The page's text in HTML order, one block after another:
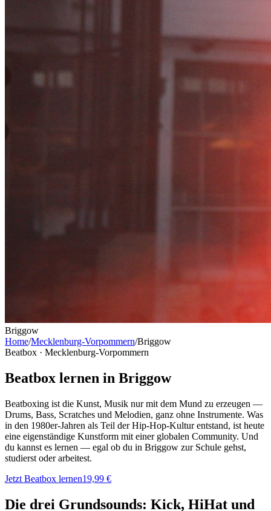
Briggow
Home/Mecklenburg-Vorpommern/Briggow
Beatbox · Mecklenburg-Vorpommern
Beatbox lernen in Briggow
Beatboxing ist die Kunst, Musik nur mit dem Mund zu erzeugen —
Drums, Bass, Scratches und Melodien, ganz ohne Instrumente. Was
in den 1980er-Jahren als Teil der Hip-Hop-Kultur entstand, ist heute
eine eigenständige Kunstform mit einer globalen Community. Und
du kannst es lernen — egal ob du in Briggow zur Schule gehst,
studierst oder arbeitest.
Jetzt Beatbox lernen19,99 €
Die drei Grundsounds: Kick, HiHat und